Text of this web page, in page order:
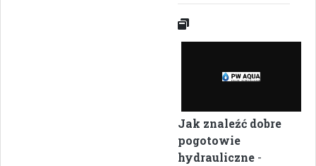
Jak znaleźć dobre
pogotowie
hydrauliczne -